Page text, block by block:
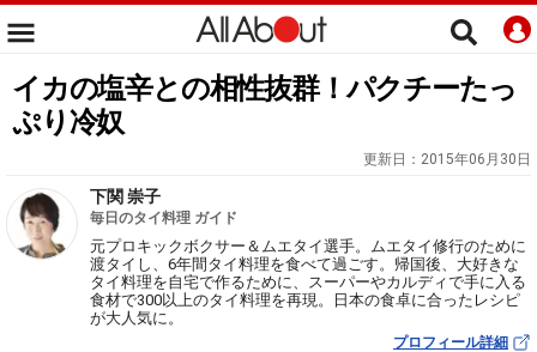
イカの塩辛との相性抜群！パクチーたっ
ぷり冷奴
更新日： 2015年06月30日
下関 崇子
毎日のタイ料理 ガイド
元プロキックボクサー＆ムエタイ選手。ムエタイ修行のために
渡タイし、6年間タイ料理を食べて過ごす。帰国後、大好きな
タイ料理を自宅で作るために、スーパーやカルディで手に入る
食材で300以上のタイ料理を再現。日本の食卓に合ったレシピ
が大人気に。
プロフィール詳細